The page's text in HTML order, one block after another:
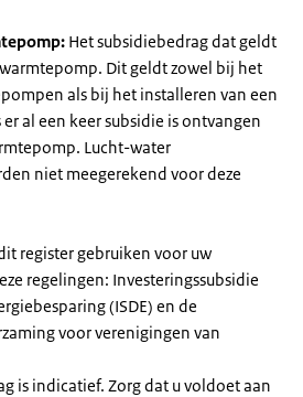
Het subsidiebedrag dat geldt
Dit geldt zowel bij het
als bij het installeren van een
al een keer subsidie is ontvangen
Lucht-water
niet meegerekend voor deze
register gebruiken voor uw
regelingen: Investeringssubsidie
(ISDE) en de
voor verenigingen van
is indicatief. Zorg dat u voldoet aan